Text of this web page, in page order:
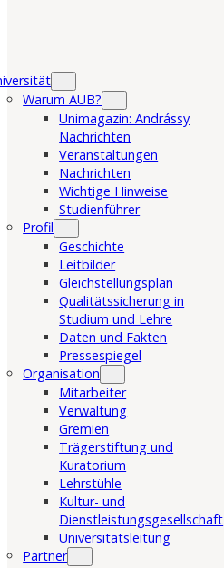
Warum AUB?
Unimagazin: Andrássy
Nachrichten
Veranstaltungen
Nachrichten
Wichtige Hinweise
Studienführer
Profil
Geschichte
Leitbilder
Gleichstellungsplan
Qualitätssicherung in
Studium und Lehre
Daten und Fakten
Pressespiegel
Organisation
Mitarbeiter
Verwaltung
Gremien
Trägerstiftung und
Kuratorium
Lehrstühle
Kultur- und
Dienstleistungsgesellschaft
Universitätsleitung
Partner